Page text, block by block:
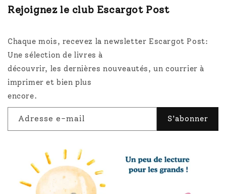
Rejoignez le club Escargot Post
Chaque mois, recevez la newsletter Escargot Post:
Une sélection de livres à
découvrir, les dernières nouveautés, un courrier à
imprimer et bien plus
encore.
Adresse e-mail S’abonner